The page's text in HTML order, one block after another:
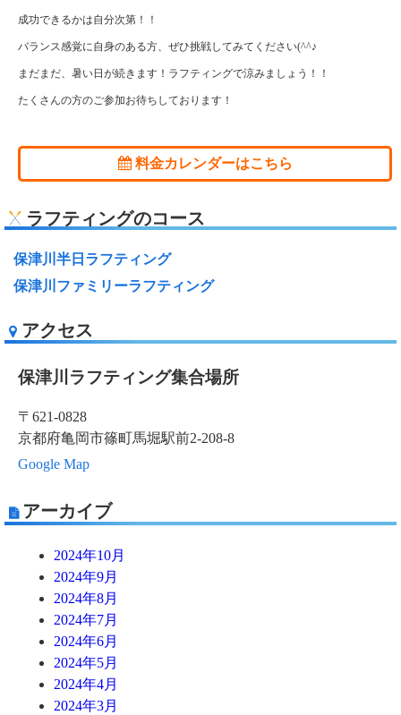
成功できるかは自分次第！！
バランス感覚に自身のある方、ぜひ挑戦してみてください(^^♪
まだまだ、暑い日が続きます！ラフティングで涼みましょう！！
たくさんの方のご参加お待ちしております！
料金カレンダーはこちら
ラフティングのコース
保津川半日ラフティング
保津川ファミリーラフティング
アクセス
保津川ラフティング集合場所
〒621-0828
京都府亀岡市篠町馬堀駅前2-208-8
Google Map
アーカイブ
2024年10月
2024年9月
2024年8月
2024年7月
2024年6月
2024年5月
2024年4月
2024年3月